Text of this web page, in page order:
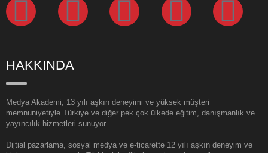
HAKKINDA
Medya Akademi, 13 yılı aşkın deneyimi ve yüksek müşteri
memnuniyetiyle Türkiye ve diğer pek çok ülkede eğitim, danışmanlık ve
yayıncılık hizmetleri sunuyor.
Dijtial pazarlama, sosyal medya ve e-ticarette 12 yılı aşkın deneyim ve